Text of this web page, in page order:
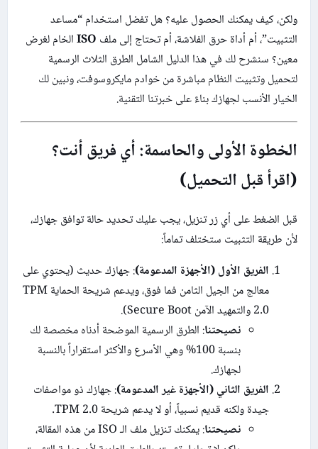
ولكن، كيف يمكنك الحصول عليه؟ هل تفضل استخدام “مساعد
التثبيت”، أم أداة حرق الفلاشة، أم تحتاج إلى ملف ISOالخام لغرض
معين؟ سنشرح لك في هذا الدليل الشامل الطرق الثلاث الرسمية
لتحميل وتثبيت النظام مباشرة من خوادم مايكروسوفت، ونبين لك
الخيار الأنسب لجهازك بناءً على خبرتنا التقنية.
الخطوة الأولى والحاسمة: أي فريق أنت؟
(اقرأ قبل التحميل)
قبل الضغط على أي زر تنزيل، يجب عليك تحديد حالة توافق جهازك،
لأن طريقة التثبيت ستختلف تماماً:
الفريق الأول (الأجهزة المدعومة): جهازك حديث (يحتوي على
معالج من الجيل الثامن فما فوق، ويدعم شريحة الحماية TPM
2.0 والتمهيد الآمن Secure Boot).
نصيحتنا: الطرق الرسمية الموضحة أدناه مخصصة لك
بنسبة 100% وهي الأسرع والأكثر استقراراً بالنسبة
لجهازك.
الفريق الثاني (الأجهزة غير المدعومة): جهازك ذو مواصفات
جيدة ولكنه قديم نسبياً، أو لا يدعم شريحة TPM 2.0.
نصيحتنا
: يمكنك تنزيل ملف الـ ISO من هذه المقالة،